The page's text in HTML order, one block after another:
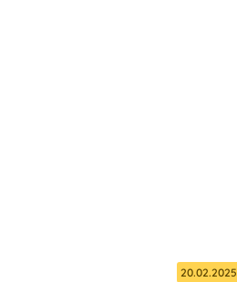
20.02.2025